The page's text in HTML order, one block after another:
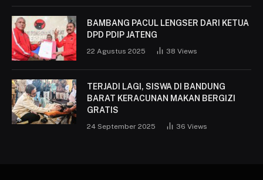
BAMBANG PACUL LENGSER DARI KETUA
DPD PDIP JATENG
22 Agustus 2025 38 Views
TERJADI LAGI, SISWA DI BANDUNG
BARAT KERACUNAN MAKAN BERGIZI
GRATIS
24 September 2025 36 Views